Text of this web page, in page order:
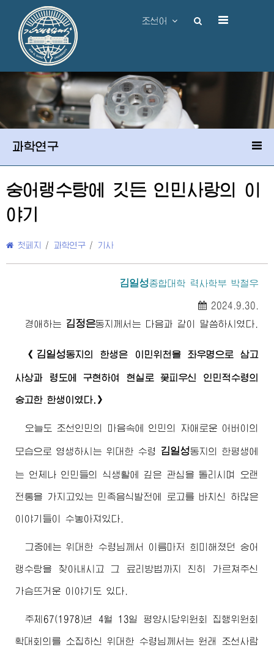
조선어
과학연구
숭어랭수탕에 깃든 인민사랑의 이
야기
첫페지 / 과학연구 / 기사
김일성종합대학 력사학부 박철우
2024.9.30.
경애하는 김정은동지께서 는 다음과 같이 말씀하시였다.
《 김일성동지의 한생은 이민위천을 좌우명으로 삼고
사상과 령도에 구현하여 현실로 꽃피우신 인민적수령의
숭고한 한생이였다.》
오늘도 조선인민의 마음속에 인민의 자애로운 어버이 의
모습으로 영생하시는 위대한 수령 김일성동지 의 한평생에
는 언제나 인민들의 식생활에 깊은 관심을 돌리시며 오랜
전통을 가지고있는 민족음식발전에 로고를 바치신 하많은
이야기들이 수놓아져있다.
그중에는위대한 수령님께서 이름마저 희미해졌던 숭어
랭수탕을 찾아내시고 그 료리방법까지 친히 가르쳐주신
가슴뜨거운 이야기도 있다.
주체67(1978)년 4월 13일 평양시당위원회 집행위원회
확대회의를 소집하신위대한 수령님께서 는 원래 조선사람